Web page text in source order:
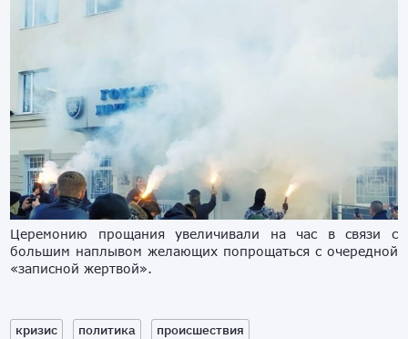
Церемонию прощания увеличивали на час в связи с
большим наплывом желающих попрощаться с очередной
«записной жертвой».
кризис политика
происшествия